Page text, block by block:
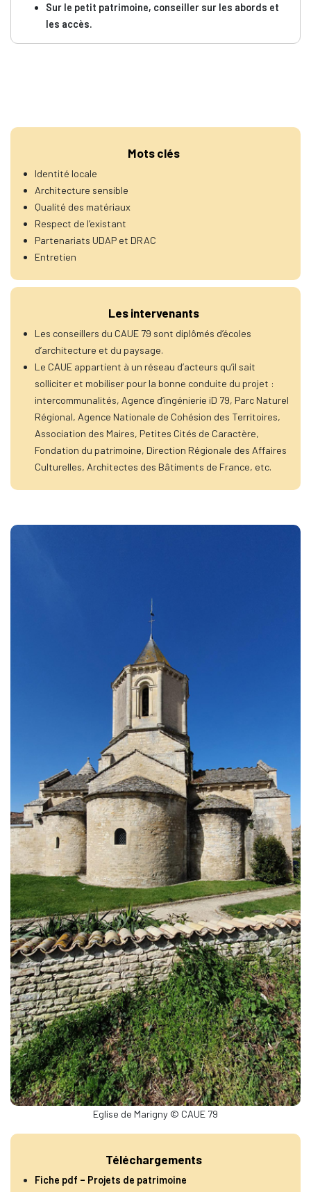
Sur le petit patrimoine, conseiller sur les abords et
les accès.
Mots clés
Identité locale
Architecture sensible
Qualité des matériaux
Respect de l’existant
Partenariats UDAP et DRAC
Entretien
Les intervenants
Les conseillers du CAUE 79 sont diplômés d’écoles
d’architecture et du paysage.
Le CAUE appartient à un réseau d’acteurs qu’il sait
solliciter et mobiliser pour la bonne conduite du projet :
intercommunalités, Agence d’ingénierie iD 79, Parc Naturel
Régional, Agence Nationale de Cohésion des Territoires,
Association des Maires, Petites Cités de Caractère,
Fondation du patrimoine, Direction Régionale des Affaires
Culturelles, Architectes des Bâtiments de France, etc.
Eglise de Marigny © CAUE 79
Téléchargements
Fiche pdf – Projets de patrimoine